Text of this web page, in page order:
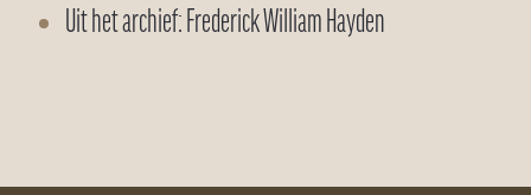
Uit het archief: Frederick William Hayden